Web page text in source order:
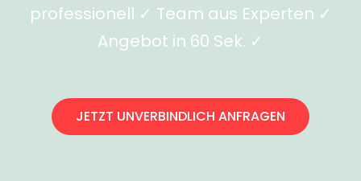
professionell ✓ Team aus Experten ✓
Angebot in 60 Sek. ✓
JETZT UNVERBINDLICH ANFRAGEN